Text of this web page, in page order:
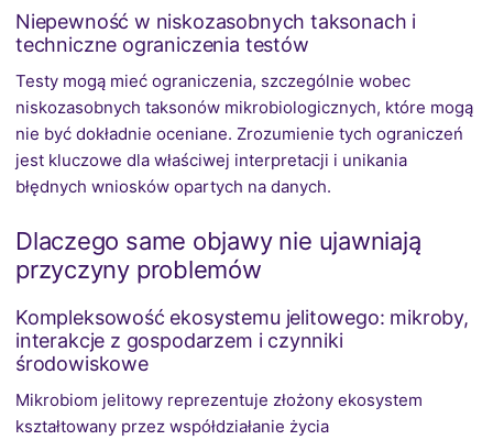
Niepewność w niskozasobnych taksonach i
techniczne ograniczenia testów
Testy mogą mieć ograniczenia, szczególnie wobec
niskozasobnych taksonów mikrobiologicznych, które mogą
nie być dokładnie oceniane. Zrozumienie tych ograniczeń
jest kluczowe dla właściwej interpretacji i unikania
błędnych wniosków opartych na danych.
Dlaczego same objawy nie ujawniają
przyczyny problemów
Kompleksowość ekosystemu jelitowego: mikroby,
interakcje z gospodarzem i czynniki
środowiskowe
Mikrobiom jelitowy reprezentuje złożony ekosystem
kształtowany przez współdziałanie życia